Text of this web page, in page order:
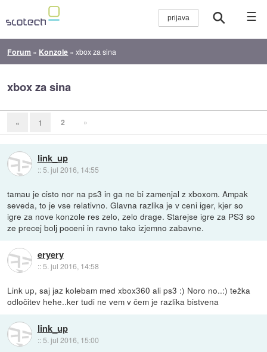
☰
Forum » Konzole »xbox za sina
xbox za sina
« 1 2 »
link_up
:: 5. jul 2016, 14:55
tamau je cisto nor na ps3 in ga ne bi zamenjal z xboxom. Ampak
seveda, to je vse relativno. Glavna razlika je v ceni iger, kjer so
igre za nove konzole res zelo, zelo drage. Starejse igre za PS3 so
ze precej bolj poceni in ravno tako izjemno zabavne.
eryery
::5. jul 2016, 14:58
Link up, saj jaz kolebam med xbox360 ali ps3 :) Noro no..:) težka
odločitev hehe..ker tudi ne vem v čem je razlika bistvena
link_up
:: 5. jul 2016, 15:00